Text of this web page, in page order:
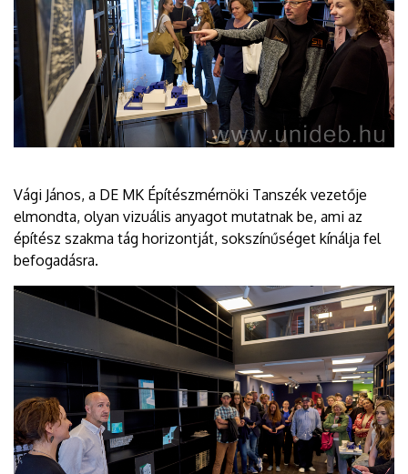
Vági János, a DE MK Építészmérnöki Tanszék vezetője
elmondta, olyan vizuális anyagot mutatnak be, ami az
építész szakma tág horizontját, sokszínűséget kínálja fel
befogadásra.